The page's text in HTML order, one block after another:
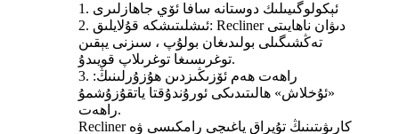
1. ئېكولوگىيىلىك دوستانە سافا ئۆي جاھازلىرى
2. ئىشلىتىشكە قۇلايلىق: Recliner دىۋان ناھايىتى
تەڭشىگىلى بولىدىغان بولۇپ ، سىزنى يېقىن
توغرىسىغا توغرىلاپ قويىدۇ.
3. راھەت ھەم ئۆزىڭىزدىن ھۇزۇرلىنىڭ:
«ئۇخلاش» ھالىتىدىكى ئورۇندۇقتا ياتقۇزۇشمۇ
راھەت.
Recliner كارىۋىتىنىڭ تۇپراق ياغىچى رامكىسى ۋە